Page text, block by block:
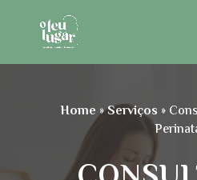
Home»Serviços »